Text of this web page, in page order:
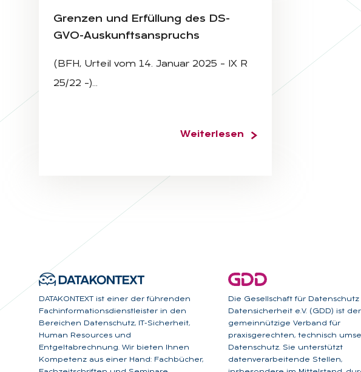
Gren­zen und Er­fül­lung des DS-
GVO-Aus­kunfts­an­spruchs
(BFH, Urteil vom 14. Januar 2025 – IX R
25/22 –)…
Weiterlesen
DATAKONTEXT ist einer der führenden
Fachinformationsdienstleister in den
Bereichen Datenschutz, IT-Sicherheit,
Human Resources und
Entgeltabrechnung. Wir bieten Ihnen
Kompetenz aus einer Hand: Fachbücher,
Die Gesellschaft für
Datensicherheit e.V. (GDD) ist der
gemeinnützige Verband für
praxisgerechten, technisch
Datenschutz. Sie unterstützt
datenverarbeitende Stellen,